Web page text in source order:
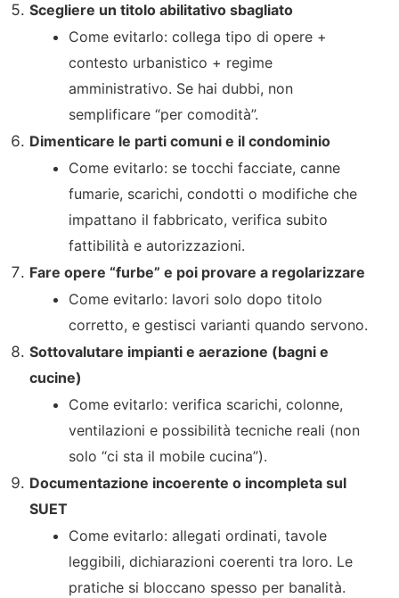
Scegliere un titolo abilitativo sbagliato
Come evitarlo: collega tipo di opere +
contesto urbanistico + regime
amministrativo. Se hai dubbi, non
semplificare “per comodità”.
Dimenticare le parti comuni e il condominio
Come evitarlo: se tocchi facciate, canne
fumarie, scarichi, condotti o modifiche che
impattano il fabbricato, verifica subito
fattibilità e autorizzazioni.
Fare opere “furbe” e poi provare a regolarizzare
Come evitarlo: lavori solo dopo titolo
corretto, e gestisci varianti quando servono.
Sottovalutare impianti e aerazione (bagni e
cucine)
Come evitarlo: verifica scarichi, colonne,
ventilazioni e possibilità tecniche reali (non
solo “ci sta il mobile cucina”).
Documentazione incoerente o incompleta sul
SUET
Come evitarlo: allegati ordinati, tavole
leggibili, dichiarazioni coerenti tra loro. Le
pratiche si bloccano spesso per banalità.